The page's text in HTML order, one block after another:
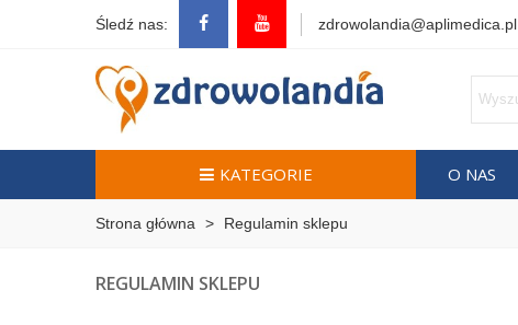
Śledź nas: zdrowolandia@aplimedica.pl
KATEGORIE O NAS
Strona główna > Regulamin sklepu
REGULAMIN SKLEPU